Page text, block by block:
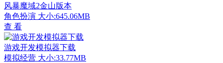
风暴魔域2金山版本
角色扮演 大小:645.06MB
查 看
游戏开发模拟器下载
模拟经营 大小:33.77MB